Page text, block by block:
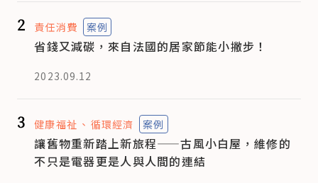
2 責任消費 案例
省錢又減碳，來自法國的居家節能小撇步！
2023.09.12
3 健康福祉 循環經濟 案例
讓舊物重新踏上新旅程——古風小白屋，維修的
不只是電器更是人與人間的連結